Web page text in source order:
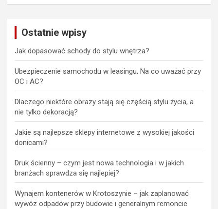
Ostatnie wpisy
Jak dopasować schody do stylu wnętrza?
Ubezpieczenie samochodu w leasingu. Na co uważać przy
OC i AC?
Dlaczego niektóre obrazy stają się częścią stylu życia, a
nie tylko dekoracją?
Jakie są najlepsze sklepy internetowe z wysokiej jakości
donicami?
Druk ścienny – czym jest nowa technologia i w jakich
branżach sprawdza się najlepiej?
Wynajem kontenerów w Krotoszynie – jak zaplanować
wywóz odpadów przy budowie i generalnym remoncie